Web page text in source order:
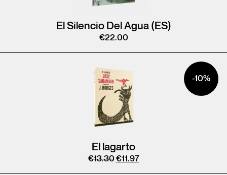
El Silencio Del Agua (ES)
€22.00
El lagarto
€13.30€11.97
-10%